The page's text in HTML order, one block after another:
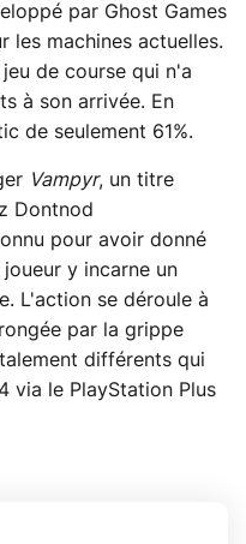
par Ghost Games
les machines actuelles.
de course qui n'a
à son arrivée. En
de seulement 61%.
Vampyr, un titre
Dontnod
pour avoir donné
joueur y incarne un
L'action se déroule à
par la grippe
différents qui
via le PlayStation Plus